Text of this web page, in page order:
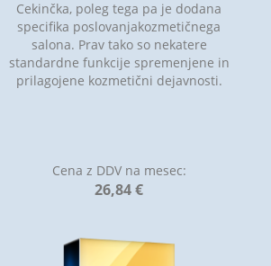
Cekinčka, poleg tega pa je dodana
specifika poslovanjakozmetičnega
salona. Prav tako so nekatere
standardne funkcije spremenjene in
prilagojene kozmetični dejavnosti.
Cena z DDV na mesec:
26,84 €